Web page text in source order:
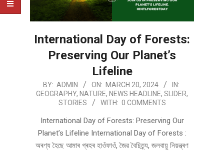
International Day of Forests:
Preserving Our Planet’s
Lifeline
2024-
03-
BY: ADMIN ON: MARCH 20, 2024
IN:
GEOGRAPHY, NATURE, NEWS HEADLINE, SLIDER,
STORIES
WITH: 0 COMMENTS
International Day of Forests: Preserving Our
Planet’s Lifeline International Day of Forests :
অৰণ্য হৈছে আমাৰ গ্ৰহৰ হাওঁফাওঁ, জৈৱ বৈচিত্ৰ্য, জলবায়ু নিয়ন্ত্ৰণ